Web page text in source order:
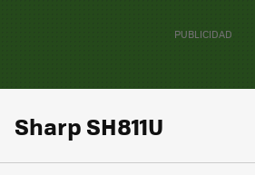
Sharp SH811U